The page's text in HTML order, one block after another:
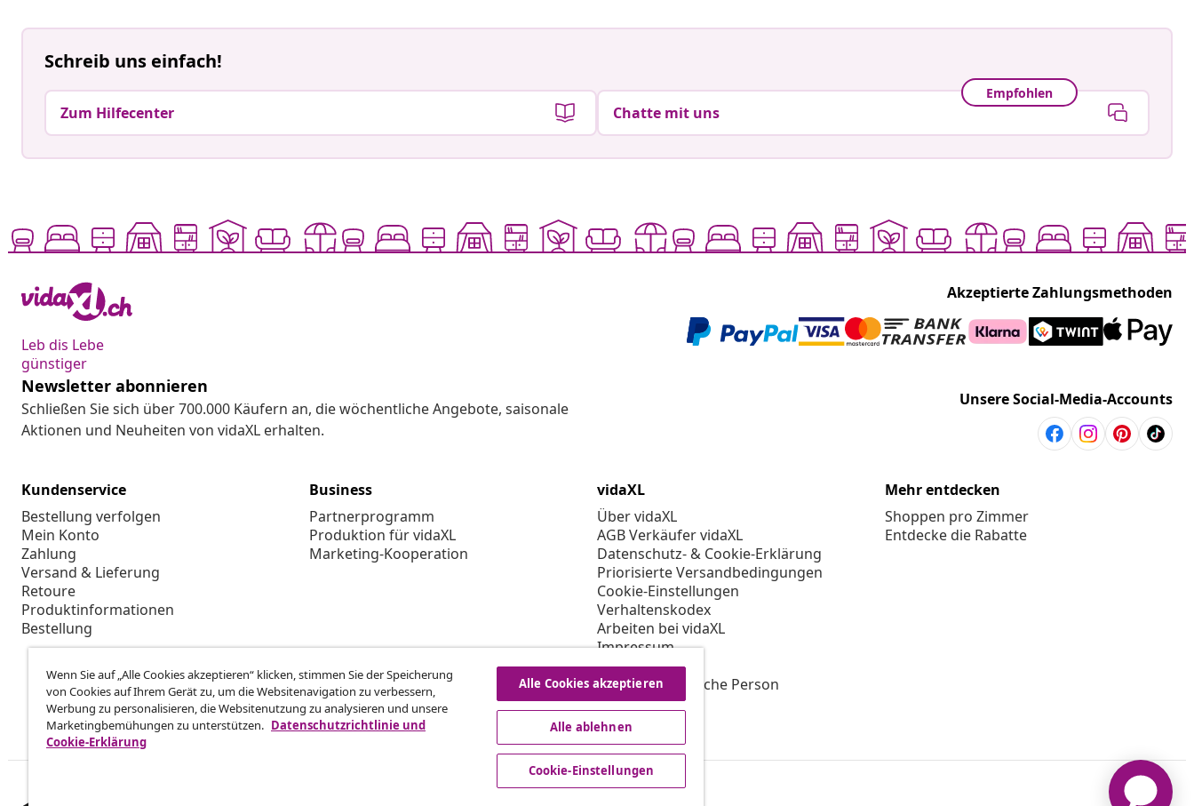
Schreib uns einfach!
Zum Hilfecenter
Empfohlen
Chatte mit uns
Leb dis Lebe
günstiger
Akzeptierte Zahlungsmethoden
Newsletter abonnieren
Schließen Sie sich über 700.000 Käufern an, die wöchentliche Angebote, saisonale
Aktionen und Neuheiten von vidaXL erhalten.
Unsere Social-Media-Accounts
Kundenservice
Bestellung verfolgen
Mein Konto
Zahlung
Versand & Lieferung
Retoure
Produktinformationen
Bestellung
Business
Partnerprogramm
Produktion für vidaXL
Marketing-Kooperation
vidaXL
Über vidaXL
AGB Verkäufer vidaXL
Datenschutz- & Cookie-Erklärung
Priorisierte Versandbedingungen
Cookie-Einstellungen
Verhaltenskodex
Arbeiten bei vidaXL
Impressum
Sicherheit
EU Verantwortliche Person
EPR-Richtlinie
Barrierefreiheit
Mehr entdecken
Shoppen pro Zimmer
Entdecke die Rabatte
Wenn Sie auf „Alle Cookies akzeptieren“ klicken, stimmen Sie der Speicherung
von Cookies auf Ihrem Gerät zu, um die Websitenavigation zu verbessern,
Werbung zu personalisieren, die Websitenutzung zu analysieren und unsere
Marketingbemühungen zu unterstützen. Datenschutzrichtlinie und
Cookie-Erklärung
Alle Cookies akzeptieren
Alle ablehnen
Cookie-Einstellungen